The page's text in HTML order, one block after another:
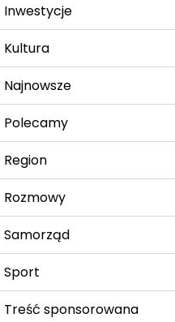
Inwestycje
Kultura
Najnowsze
Polecamy
Region
Rozmowy
Samorząd
Sport
Treść sponsorowana